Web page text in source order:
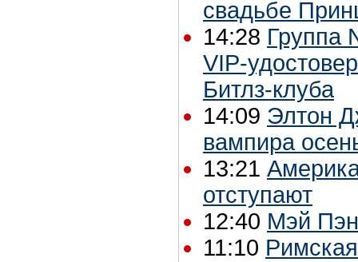
свадьбе
14:28 Группа
VIP-
Битлз-клуба
14:09 Элтон
вампира
13:21
отступают
12:40 Мэй
11:10